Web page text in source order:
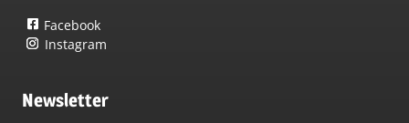
Facebook
Instagram
Newsletter